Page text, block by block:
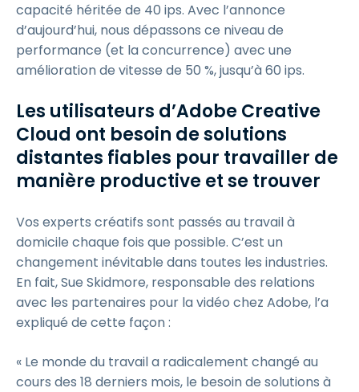
capacité héritée de 40 ips. Avec l’annonce
d’aujourd’hui, nous dépassons ce niveau de
performance (et la concurrence) avec une
amélioration de vitesse de 50 %, jusqu’à 60 ips.
Les utilisateurs d’Adobe Creative
Cloud ont besoin de solutions
distantes fiables pour travailler de
manière productive et se trouver
Vos experts créatifs sont passés au travail à
domicile chaque fois que possible. C’est un
changement inévitable dans toutes les industries.
En fait, Sue Skidmore, responsable des relations
avec les partenaires pour la vidéo chez Adobe, l’a
expliqué de cette façon :
« Le monde du travail a radicalement changé au
cours des 18 derniers mois, le besoin de solutions à